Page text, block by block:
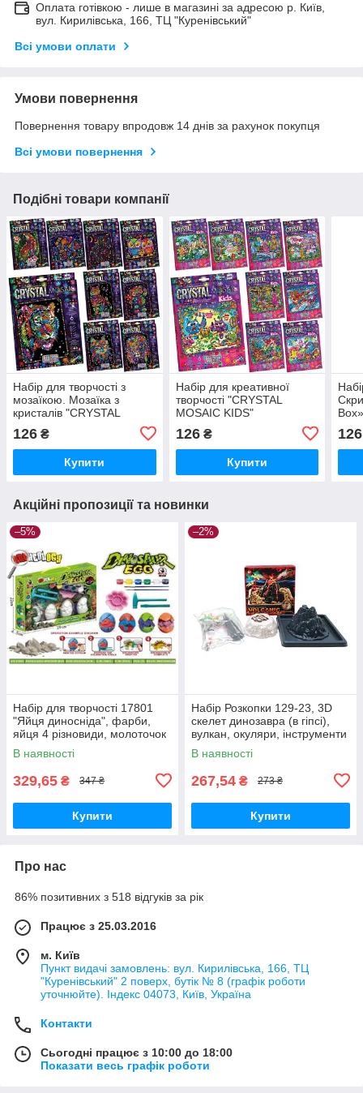
Оплата готівкою - лише в магазині за адресою р. Київ,
вул. Кирилівська, 166, ТЦ "Куренівський"
Всі умови оплати
Умови повернення
Повернення товару впродовж 14 днів за рахунок покупця
Всі умови повернення
Подібні товари компанії
Набір для творчості з
мозаїкою. Мозаїка з
кристалів "CRYSTAL
126 ₴
Купити
Набір для креативної
творчості "CRYSTAL
MOSAIC KIDS"
126₴
Купити
126
Акційні пропозиції та новинки
–5%
Набір для творчості 17801
"Яйця диносніда", фарби,
яйця 4 різновиди, молоточок
В наявності
329,65 ₴ 347 ₴
Купити
–2%
Набір Розкопки 129-23, 3D
скелет динозавра (в гіпсі),
вулкан, окуляри, інструменти
В наявності
267,54 ₴ 273 ₴
Купити
Про нас
86% позитивних з 518 відгуків за рік
Працює з 25.03.2016
м. Київ
Пункт видачі замовлень: вул. Кирилівська, 166, ТЦ
"Куренівський" 2 поверх, бутік № 8 (графік роботи
уточнюйте). Індекс 04073, Київ, Україна
Контакти
Сьогодні працює з 10:00 до 18:00
Показати весь графік роботи